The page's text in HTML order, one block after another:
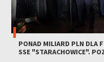
PONAD MILIARD PLN DLA
SSE "STARACHOWICE".